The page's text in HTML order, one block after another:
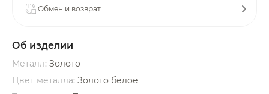
Обмен и возврат
Об изделии
Металл: Золото
Цвет металла: Золото белое